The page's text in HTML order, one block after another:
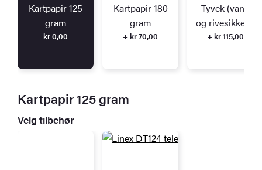
Kartpapir 125
gram
kr0,00
Kartpapir 180
gram
+ kr 70,00
Tyvek (vann
og rivesikkert)
+ kr 115,00
Kartpapir 125 gram
Velg tilbehør